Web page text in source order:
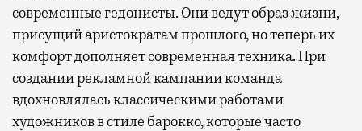
современные гедонисты. Они ведут образ жизни,
присущий аристократам прошлого, но теперь их
комфорт дополняет современная техника. При
создании рекламной кампании команда
вдохновлялась классическими работами
художников в стиле барокко, которые часто